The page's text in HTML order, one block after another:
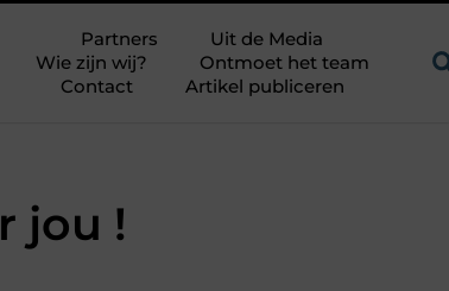
Partners
Uit de Media
Wie zijn wij?
Ontmoet het team
Contact
Artikel publiceren
jou !